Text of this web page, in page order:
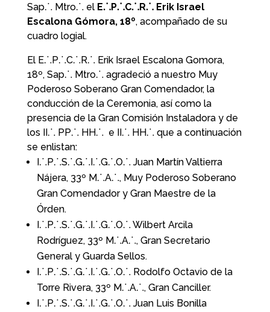
Sap⸫ Mtro⸫ el E⸫P⸫C⸫R⸫ Erik Israel
Escalona Gómora, 18º, acompañado de su
cuadro logial.
El E⸫P⸫C⸫R⸫ Erik Israel Escalona Gomora,
18º, Sap⸫ Mtro⸫ agradeció a nuestro Muy
Poderoso Soberano Gran Comendador, la
conducción de la Ceremonia, así como la
presencia de la Gran Comisión Instaladora y de
los II⸫ PP⸫ HH⸫ e II⸫ HH⸫ que a continuación
se enlistan:
I⸫P⸫S⸫G⸫I⸫G⸫O⸫ Juan Martín Valtierra
Nájera, 33º M⸫A⸫, Muy Poderoso Soberano
Gran Comendador y Gran Maestre de la
Órden.
I⸫P⸫S⸫G⸫I⸫G⸫O⸫ Wilbert Arcila
Rodríguez, 33º M⸫A⸫, Gran Secretario
General y Guarda Sellos.
I⸫P⸫S⸫G⸫I⸫G⸫O⸫ Rodolfo Octavio de la
Torre Rivera, 33º M⸫A⸫, Gran Canciller.
I⸫P⸫S⸫G⸫I⸫G⸫O⸫ Juan Luis Bonilla